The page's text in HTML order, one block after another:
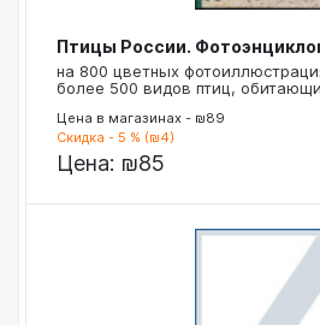
Птицы России.
на 800 цветных
более 500 видов птиц,
Цена в магазинах - ₪89
Скидка - 5 % (₪4)
Цена: ₪85